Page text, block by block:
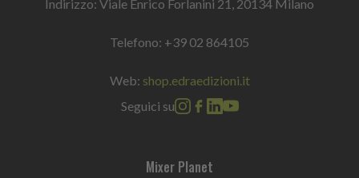
Indirizzo: Viale Enrico Forlanini 21, 20134 Milano
Telefono: +39 02 864105
Web: shop.edraedizioni.it
Seguici su
Mixer Planet